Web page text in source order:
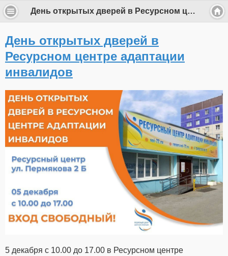
День открытых дверей в Ресурсном центре адаптации инвалидов
День открытых дверей в
Ресурсном центре адаптации
инвалидов
5 декабря с 10.00 до 17.00 в Ресурсном центре